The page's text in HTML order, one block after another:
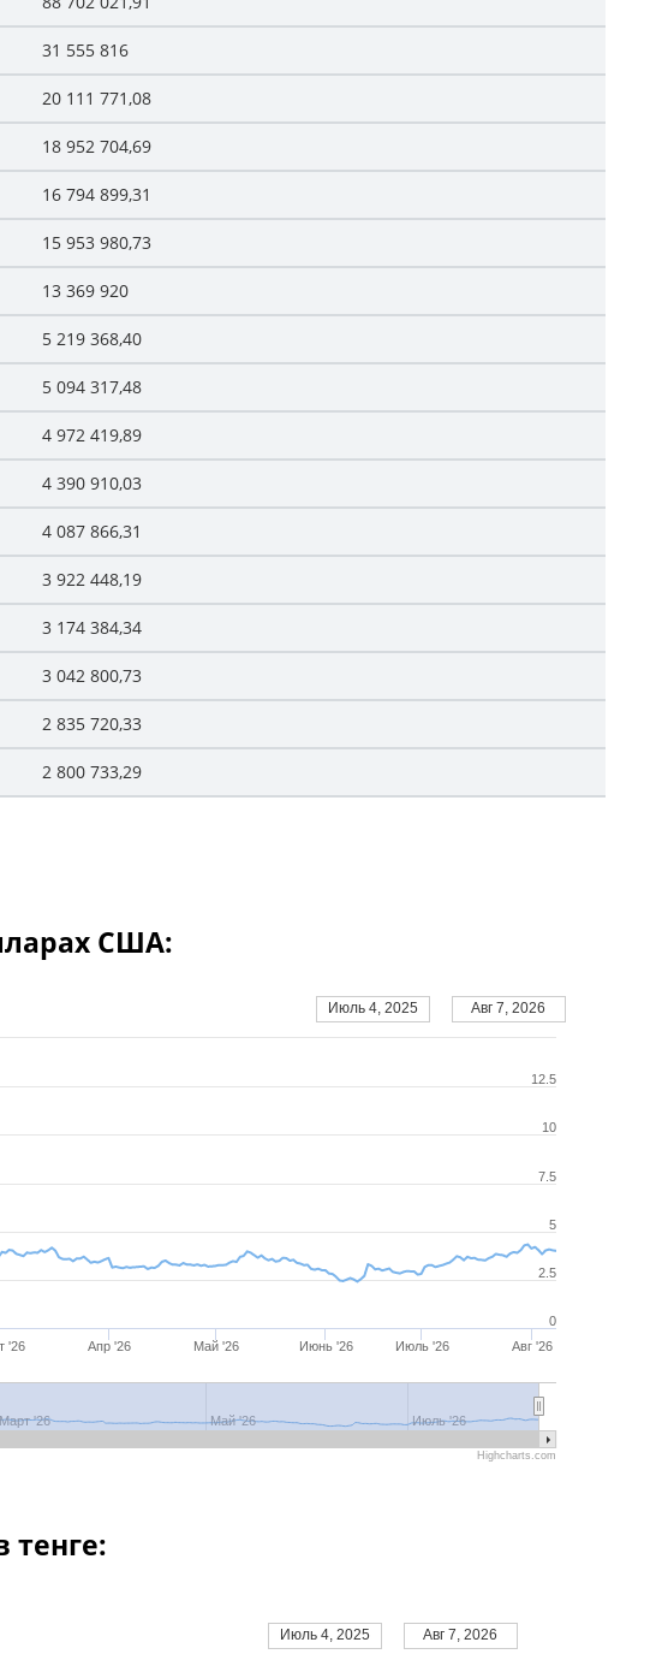
31 555 816
20 111 771,08
18 952 704,69
16 794 899,31
15 953 980,73
13 369 920
5 219 368,40
5 094 317,48
4 972 419,89
4 390 910,03
4 087 866,31
3 922 448,19
3 174 384,34
3 042 800,73
2 835 720,33
2 800 733,29
США:
'26 Апр '26 Май '26 Июнь '26 Июль '26 Авг '26
Март '26 Май '26 Июль '26
0
10
2.5
5
7.5
12.5
Июль 4, 2025 Авг 7, 2026
Highcharts.com
'26 Апр '26 Май '26 Июнь '26 Июль '26 Авг '26
тенге:
Июль 4, 2025 Авг 7, 2026